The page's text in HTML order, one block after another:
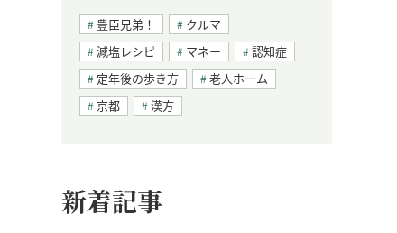
豊臣兄弟！
クルマ
減塩レシピ
マネー
認知症
定年後の歩き方
老人ホーム
京都
漢方
新着記事